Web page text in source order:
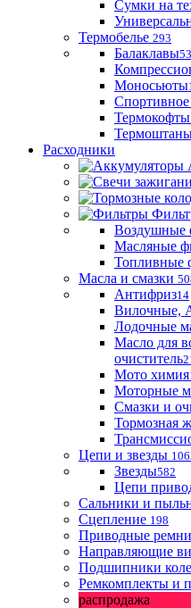
Сумки на
Термобелье 293
Балаклавы53
Моносьюты
Спортивное
Термокофты
Расходники
Воздушные
Масляные
Топливные
Масла и смазки
Антифриз14
Вилочные,
Лодочные
Масло для
очиститель
Мото химия
Моторные
Смазки и
Тормозная
Цепи и звезды
Звезды582
Цепи
Сальники и
Сцепление 198
Приводные ремни
Направляющие
Подшипники
Ремкомплекты и
распродажа